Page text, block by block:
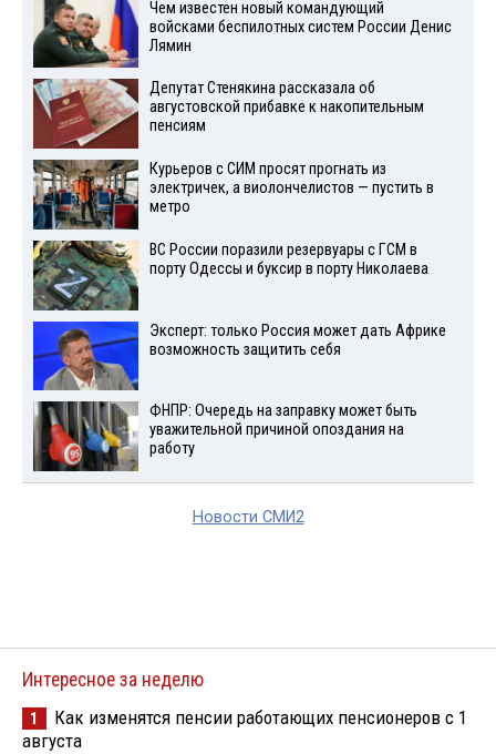
Чем известен новый командующий
войсками беспилотных систем России Денис
Лямин
Депутат Стенякина рассказала об
августовской прибавке к накопительным
пенсиям
Курьеров с СИМ просят прогнать из
электричек, а виолончелистов — пустить в
метро
ВС России поразили резервуары с ГСМ в
порту Одессы и буксир в порту Николаева
Эксперт: только Россия может дать Африке
возможность защитить себя
ФНПР: Очередь на заправку может быть
уважительной причиной опоздания на
работу
Новости СМИ2
Интересное за неделю
1
Как изменятся пенсии работающих пенсионеров с 1
августа